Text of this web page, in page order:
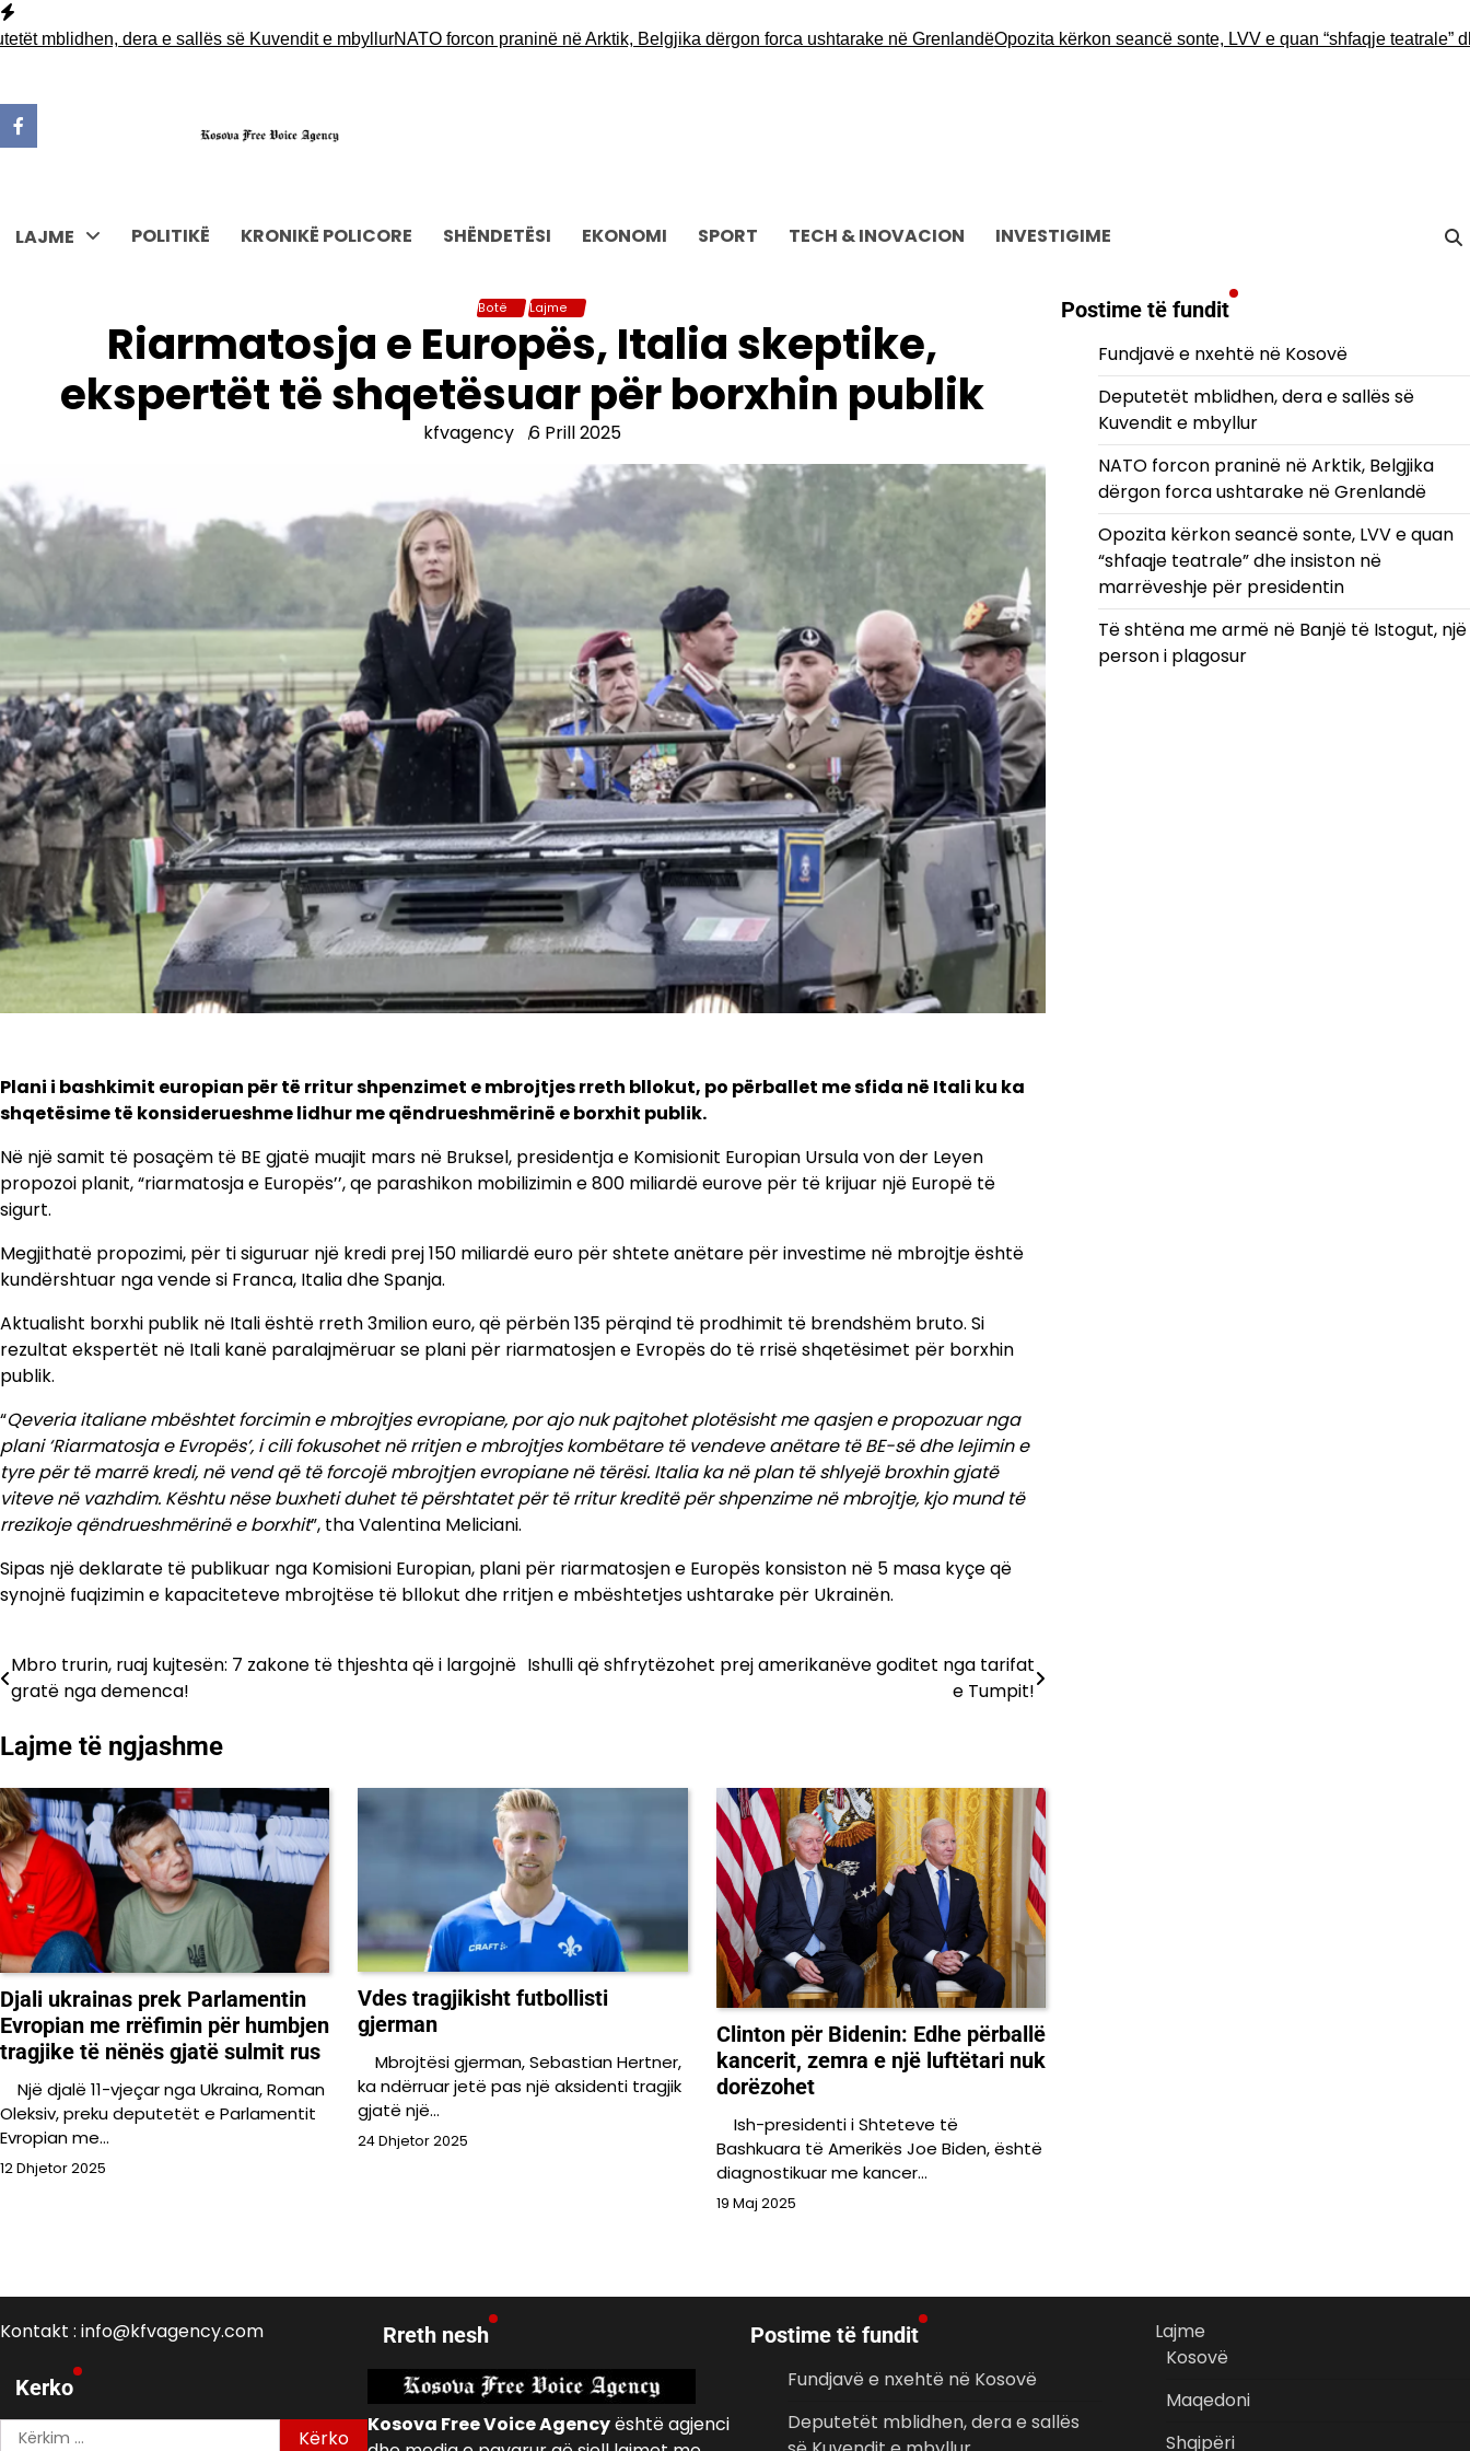
Skip
to
dera e sallës së Kuvendit e mbyllurNATO forcon praninë në Arktik, Belgjika dërgon forca ushtarake në Grenlandë Opozita kërkon seancë sonte, LVV e quan “shfaqje teatrale” dhe
LAJME POLITIKË KRONIKË POLICORE SHËNDETËSI EKONOMI SPORT TECH & INOVACION INVESTIGIME
Botë Lajme
Riarmatosja e Europës, Italia skeptike,
ekspertët të shqetësuar për borxhin publik
kfvagency 6 Prill 2025
Plani i bashkimit europian për të rritur shpenzimet e mbrojtjes rreth bllokut, po përballet me sfida në Itali ku ka
shqetësime të konsiderueshme lidhur me qëndrueshmërinë e borxhit publik.
Në një samit të posaçëm të BE gjatë muajit mars në Bruksel, presidentja e Komisionit Europian Ursula von der Leyen
propozoi planit, “riarmatosja e Europës’’, qe parashikon mobilizimin e 800 miliardë eurove për të krijuar një Europë të
sigurt.
Megjithatë propozimi, për ti siguruar një kredi prej 150 miliardë euro për shtete anëtare për investime në mbrojtje është
kundërshtuar nga vende si Franca, Italia dhe Spanja.
Aktualisht borxhi publik në Itali është rreth 3milion euro, që përbën 135 përqind të prodhimit të brendshëm bruto. Si
rezultat ekspertët në Itali kanë paralajmëruar se plani për riarmatosjen e Evropës do të rrisë shqetësimet për borxhin
publik.
“Qeveria italiane mbështet forcimin e mbrojtjes evropiane, por ajo nuk pajtohet plotësisht me qasjen e propozuar nga
plani ‘Riarmatosja e Evropës’, i cili fokusohet në rritjen e mbrojtjes kombëtare të vendeve anëtare të BE-së dhe lejimin e
tyre për të marrë kredi, në vend që të forcojë mbrojtjen evropiane në tërësi. Italia ka në plan të shlyejë broxhin gjatë
viteve në vazhdim. Kështu nëse buxheti duhet të përshtatet për të rritur kreditë për shpenzime në mbrojtje, kjo mund të
rrezikoje qëndrueshmërinë e borxhit”, tha Valentina Meliciani.
Sipas një deklarate të publikuar nga Komisioni Europian, plani për riarmatosjen e Europës konsiston në 5 masa kyçe që
synojnë fuqizimin e kapaciteteve mbrojtëse të bllokut dhe rritjen e mbështetjes ushtarake për Ukrainën.
Lëvizje
te
postimet
Mbro trurin, ruaj kujtesën: 7 zakone të thjeshta që i largojnë
gratë nga demenca!
Ishulli që shfrytëzohet prej amerikanëve goditet nga tarifat
e Tumpit!
Lajme të ngjashme
Djali ukrainas prek Parlamentin
Evropian me rrëfimin për humbjen
tragjike të nënës gjatë sulmit rus
Një djalë 11-vjeçar nga Ukraina, Roman
Oleksiv, preku deputetët e Parlamentit
Evropian me…
12 Dhjetor 2025
Vdes tragjikisht futbollisti
gjerman
Mbrojtësi gjerman, Sebastian Hertner,
ka ndërruar jetë pas një aksidenti tragjik
gjatë një…
24 Dhjetor 2025
Clinton për Bidenin: Edhe përballë
kancerit, zemra e një luftëtari nuk
dorëzohet
Ish-presidenti i Shteteve të
Bashkuara të Amerikës Joe Biden, është
diagnostikuar me kancer…
19 Maj 2025
Postime të fundit
Fundjavë e nxehtë në Kosovë
Deputetët mblidhen, dera e sallës së
Kuvendit e mbyllur
NATO forcon praninë në Arktik, Belgjika
dërgon forca ushtarake në Grenlandë
Opozita kërkon seancë sonte, LVV e quan
“shfaqje teatrale” dhe insiston në
marrëveshje për presidentin
Të shtëna me armë në Banjë të Istogut, një
person i plagosur
Kontakt : info@kfvagency.com
Kerko
Kërko
Rreth nesh
Kosova Free Voice Agencyështë agjenci
Postime të fundit
Fundjavë e nxehtë në Kosovë
Deputetët mblidhen, dera e sallës
Lajme
Kosovë
Maqedoni
Shqipëri